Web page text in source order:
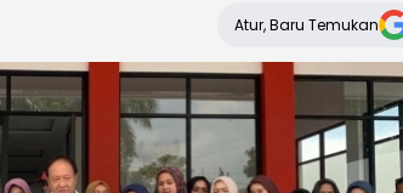
Atur, Baru Temukan